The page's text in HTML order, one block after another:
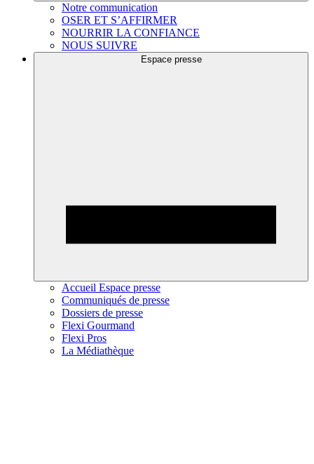
Notre communication
OSER ET S’AFFIRMER
NOURRIR LA CONFIANCE
NOUS SUIVRE
Espace presse
Accueil Espace presse
Communiqués de presse
Dossiers de presse
Flexi Gourmand
Flexi Pros
La Médiathèque